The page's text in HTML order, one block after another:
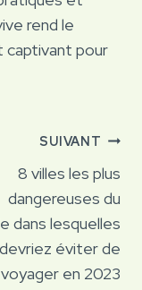
rend le
captivant pour
SUIVANT
8 villes les plus
dangereuses du
dans lesquelles
éviter de
voyager en 2023